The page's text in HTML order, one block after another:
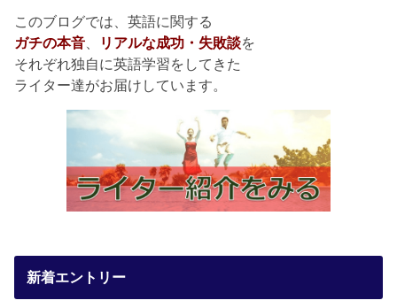
このブログでは、英語に関する
ガチの本音
リアルな成功・失敗談を
それぞれ独自に英語学習をしてきた
ライター達がお届けしています。
新着エントリー